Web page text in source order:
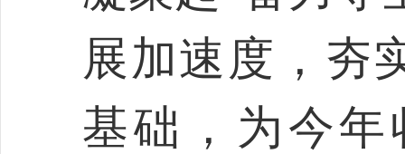
展加速度，夯
基础，为今